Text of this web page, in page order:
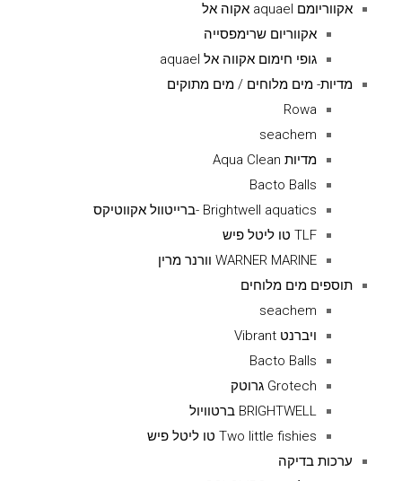
אקווריומם aquael אקוה אל
אקווריום שרימפסייה
גופי חימום אקווה אל aquael
מדיות- מים מלוחים / מים מתוקים
Rowa
seachem
מדיות Aqua Clean
Bacto Balls
Brightwell aquatics -ברייטוול אקווטיקס
TLF טו ליטל פיש
WARNER MARINE וורנר מרין
תוספים מים מלוחים
seachem
ויברנט Vibrant
Bacto Balls
Grotech גרוטק
BRIGHTWELL ברטוויול
Two little fishies טו ליטל פיש
ערכות בדיקה